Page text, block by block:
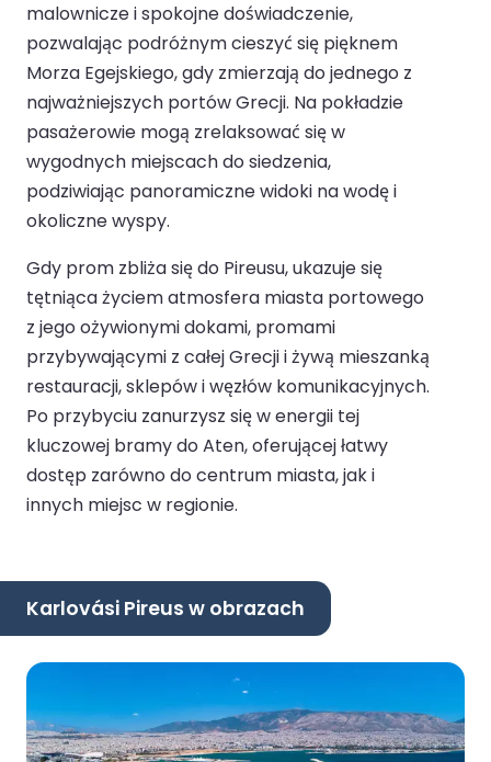
malownicze i spokojne doświadczenie,
pozwalając podróżnym cieszyć się pięknem
Morza Egejskiego, gdy zmierzają do jednego z
najważniejszych portów Grecji. Na pokładzie
pasażerowie mogą zrelaksować się w
wygodnych miejscach do siedzenia,
podziwiając panoramiczne widoki na wodę i
okoliczne wyspy.
Gdy prom zbliża się do Pireusu, ukazuje się
tętniąca życiem atmosfera miasta portowego
z jego ożywionymi dokami, promami
przybywającymi z całej Grecji i żywą mieszanką
restauracji, sklepów i węzłów komunikacyjnych.
Po przybyciu zanurzysz się w energii tej
kluczowej bramy do Aten, oferującej łatwy
dostęp zarówno do centrum miasta, jak i
innych miejsc w regionie.
Karlovási Pireus w obrazach